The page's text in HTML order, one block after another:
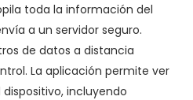
toda la información del
a un servidor seguro.
de datos a distancia
La aplicación permite ver
incluyendo